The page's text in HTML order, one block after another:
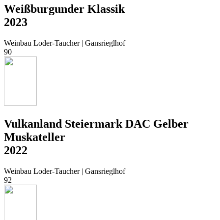
Weißburgunder Klassik
2023
Weinbau Loder-Taucher | Gansrieglhof
90
Vulkanland Steiermark DAC Gelber
Muskateller
2022
Weinbau Loder-Taucher | Gansrieglhof
92